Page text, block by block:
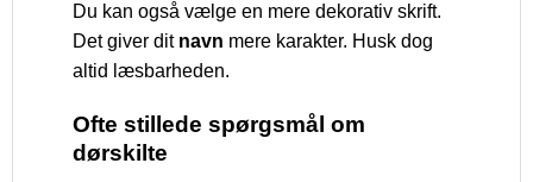
Du kan også vælge en mere dekorativ skrift.
Det giver dit navn mere karakter. Husk dog
altid læsbarheden.
Ofte stillede spørgsmål om
dørskilte